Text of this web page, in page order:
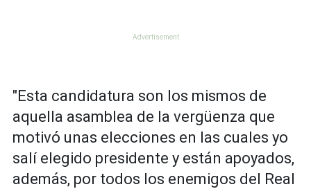
"Esta candidatura son los mismos de
aquella asamblea de la vergüenza que
motivó unas elecciones en las cuales yo
salí elegido presidente y están apoyados,
además, por todos los enemigos del Real